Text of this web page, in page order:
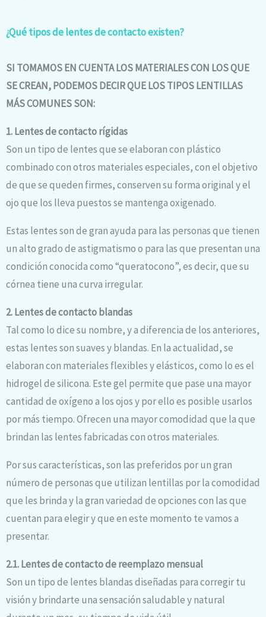
¿Qué tipos de lentes de contacto existen?
SI TOMAMOS EN CUENTA LOS MATERIALES CON LOS QUE
SE CREAN, PODEMOS DECIR QUE LOS TIPOS LENTILLAS
MÁS COMUNES SON:
1. Lentes de contacto rígidas
Son un tipo de lentes que se elaboran con plástico
combinado con otros materiales especiales, con el objetivo
de que se queden firmes, conserven su forma original y el
ojo que los lleva puestos se mantenga oxigenado.
Estas lentes son de gran ayuda para las personas que tienen
un alto grado de astigmatismo o para las que presentan una
condición conocida como “queratocono”, es decir, que su
córnea tiene una curva irregular.
2. Lentes de contacto blandas
Tal como lo dice su nombre, y a diferencia de los anteriores,
estas lentes son suaves y blandas. En la actualidad, se
elaboran con materiales flexibles y elásticos, como lo es el
hidrogel de silicona. Este gel permite que pase una mayor
cantidad de oxígeno a los ojos y por ello es posible usarlos
por más tiempo. Ofrecen una mayor comodidad que la que
brindan las lentes fabricadas con otros materiales.
Por sus características, son las preferidos por un gran
número de personas que utilizan lentillas por la comodidad
que les brinda y la gran variedad de opciones con las que
cuentan para elegir y que en este momento te vamos a
presentar.
2.1. Lentes de contacto de reemplazo mensual
Son un tipo de lentes blandas diseñadas para corregir tu
visión y brindarte una sensación saludable y natural